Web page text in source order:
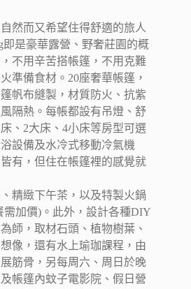
然而又希望住得舒適的旅人
即是豪華露營、野奢莊園的概
不用辛苦搭帳篷，不用克難
準備食材。20座奢華帳篷，
帆布縫製，材質防火、抗紫
隔熱。每帳都設有吊燈、舒
、2大床、4小床等房型可選
設備及水冷式移動冷氣機
有，但住在帳篷裡的感覺就
精緻下午茶，以及特製火鍋
加價)。此外，設計各種DIY
師，取材石頭、植物樹葉、
像，還有水上瑜珈課程，由
筋骨，另每周六、周日於晚
帳篷內蚊子電影院、假日營